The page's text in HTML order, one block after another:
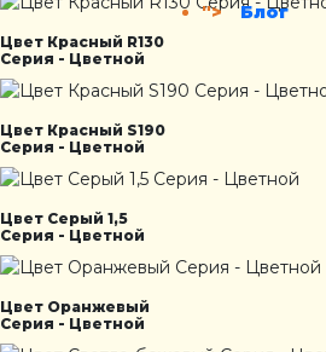
"> Блог
Цвет Красный R130
Серия - Цветной
Цвет Красный S190
Серия - Цветной
Цвет Серый 1,5
Серия - Цветной
Цвет Оранжевый
Серия - Цветной